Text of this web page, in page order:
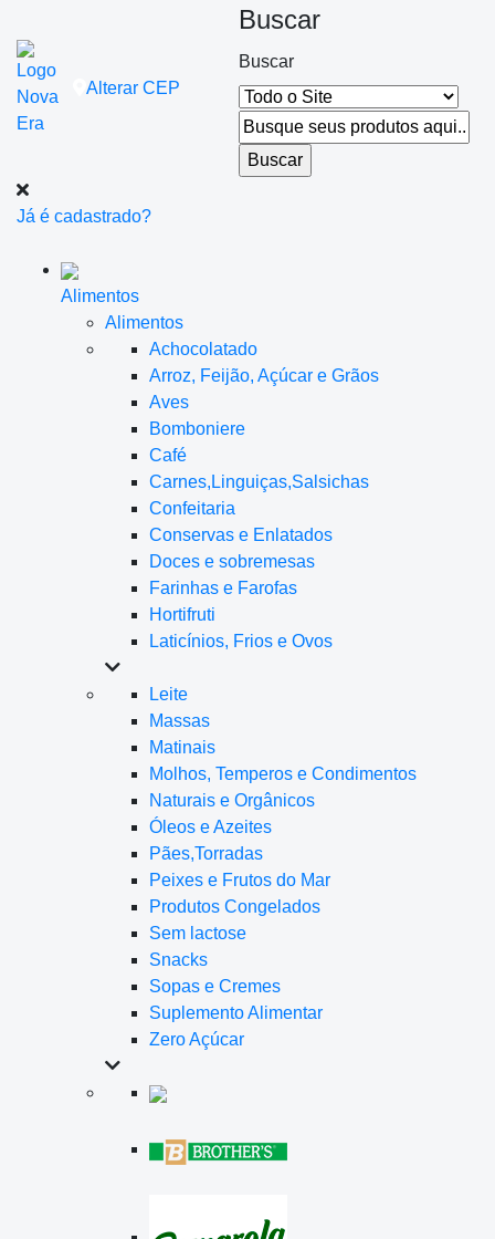
Alterar CEP
Buscar
Buscar
Já é cadastrado?
Alimentos
Alimentos
Achocolatado
Arroz, Feijão, Açúcar e Grãos
Aves
Bomboniere
Café
Carnes,Linguiças,Salsichas
Confeitaria
Conservas e Enlatados
Doces e sobremesas
Farinhas e Farofas
Hortifruti
Laticínios, Frios e Ovos
Leite
Massas
Matinais
Molhos, Temperos e Condimentos
Naturais e Orgânicos
Óleos e Azeites
Pães,Torradas
Peixes e Frutos do Mar
Produtos Congelados
Sem lactose
Snacks
Sopas e Cremes
Suplemento Alimentar
Zero Açúcar